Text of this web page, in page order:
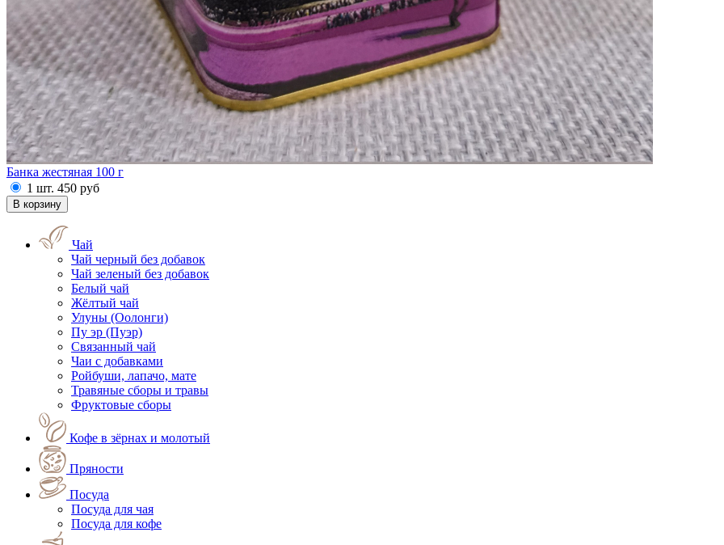
Банка жестяная 100 г
1 шт. 450 руб
Чай
Чай черный без добавок
Чай зеленый без добавок
Белый чай
Жёлтый чай
Улуны (Оолонги)
Пу эр (Пуэр)
Связанный чай
Чаи с добавками
Ройбуши, лапачо, мате
Травяные сборы и травы
Фруктовые сборы
Кофе в зёрнах и молотый
Пряности
Посуда
Посуда для чая
Посуда для кофе